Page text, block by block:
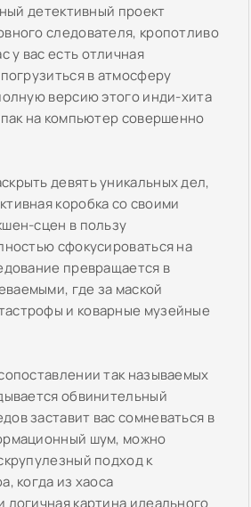
детективный проект
следователя, кропотливо
у вас есть отличная
в атмосферу
версию этого инди-хита
на компьютер совершенно
девять уникальных дел,
коробка со своими
сцен в пользу
сфокусироваться на
превращается в
где за маской
и коварные музейные
так называемых
обвинительный
заставит вас сомневаться в
шум, можно
подход к
когда из хаоса
логичная картина идеального